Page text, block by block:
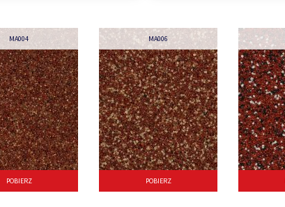
MA004
POBIERZ
MA006
POBIERZ